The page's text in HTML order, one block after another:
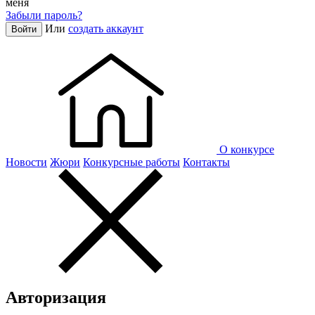
Забыли пароль?
Войти Или создать аккаунт
О конкурсе
Новости Жюри Конкурсные работы Контакты
Авторизация